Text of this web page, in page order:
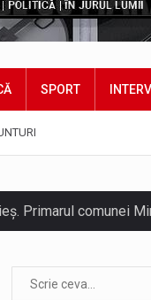
SPORT
Primarul comunei